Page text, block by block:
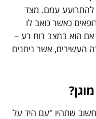
להתרועע עמם. מצד
כאשר כואב לו
אם הוא במצב רוח רע –
העשירים, אשר ניתנים
שתהיו "עם היד על